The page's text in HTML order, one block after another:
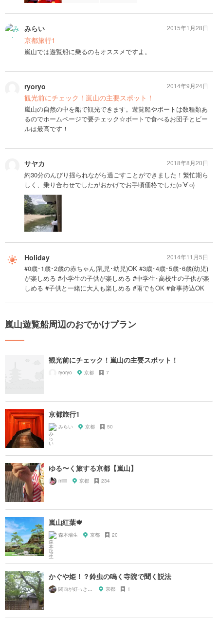
みらい
京都旅行1
嵐山では遊覧船に乗るのもオススメですよ。
2015年1月28日
ryoryo
観光前にチェック！嵐山の主要スポット！
嵐山の自然の中を船で観光できます。遊覧船やボートは数種類あ
るのでホームページで要チェック☆ボートで食べるお団子とビー
ルは最高です！
2014年9月24日
サヤカ
約30分のんびり揺られながら過ごすことができました！繁忙期ら
しく、乗り合わせでしたがおかげでお手頃価格でした(о´∀`о)
2018年8月20日
Holiday
#0歳･1歳･2歳の赤ちゃん(乳児･幼児)OK #3歳･4歳･5歳･6歳(幼児)
が楽しめる #小学生の子供が楽しめる #中学生･高校生の子供が楽
しめる #子供と一緒に大人も楽しめる #雨でもOK #食事持込OK
2014年11月5日
嵐山遊覧船周辺のおでかけプラン
観光前にチェック！嵐山の主要スポット！
ryoryo 京都 7
京都旅行1
みらい 京都 50
ゆる〜く旅する京都【嵐山】
miiiii 京都 234
嵐山紅葉🍁
森本瑞生 京都 20
かぐや姫！？鈴虫の鳴く寺院で聞く説法
関西が好っきゃねん 京都 1